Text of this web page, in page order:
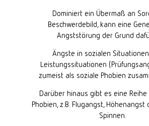
Dominiert ein Übermaß an
Beschwerdebild, kann eine
Angststörung der Grund
Ängste in sozialen
Leistungssituationen
zumeist als soziale Phobien
Darüber hinaus gibt es eine
Phobien, z.B. Flugangst,
Spinnen.